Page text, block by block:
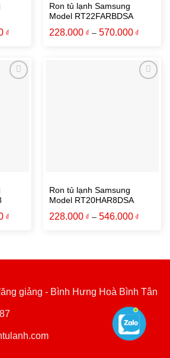
₫
Ron tủ lạnh Samsung
Model RT22FARBDSA
228.000 ₫ – 570.000 ₫
₫
Ron tủ lạnh Samsung
Model RT20HAR8DSA
228.000 ₫ – 546.000 ₫
giảng - Bình Hưng Hoà Bình Tân